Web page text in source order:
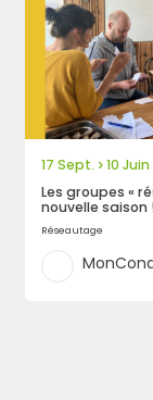
17 Sept. >10 Juin
Les groupes «
nouvelle saison
Réseautage